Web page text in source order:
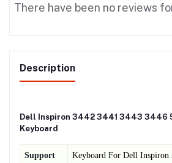
There have been no reviews
Description
Dell Inspiron 3442 3441 3443 3446
Keyboard
Support
Keyboard For Dell Inspiron